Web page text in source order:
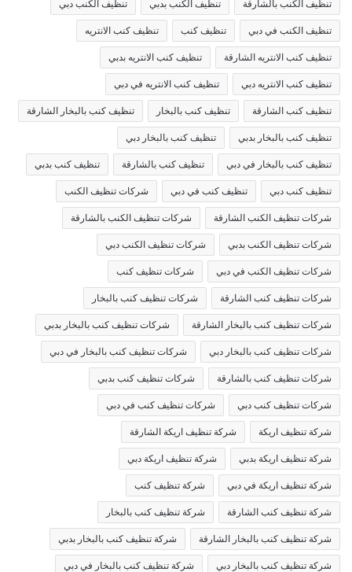
تنظيف الكنب بالشارقة تنظيف الكنب بدبي تنظيف الكنب دبي
تنظيف الكنب في دبي تنظيف كنب تنظيف كنب الانتريه
تنظيف كنب الانتريه الشارقة تنظيف كنب الانتريه بدبي
تنظيف كنب الانتريه دبي تنظيف كنب الانتريه في دبي
تنظيف كنب الشارقة تنظيف كنب بالبخار تنظيف كنب بالبخار الشارقة
تنظيف كنب بالبخار بدبي تنظيف كنب بالبخار دبي
تنظيف كنب بالبخار في دبي تنظيف كنب بالشارقة تنظيف كنب بدبي
تنظيف كنب دبي تنظيف كنب في دبي شركات تنظيف الكنب
شركات تنظيف الكنب الشارقة شركات تنظيف الكنب بالشارقة
شركات تنظيف الكنب بدبي شركات تنظيف الكنب دبي
شركات تنظيف الكنب في دبي شركات تنظيف كنب
شركات تنظيف كنب الشارقة شركات تنظيف كنب بالبخار
شركات تنظيف كنب بالبخار الشارقة شركات تنظيف كنب بالبخار بدبي
شركات تنظيف كنب بالبخار دبي شركات تنظيف كنب بالبخار في دبي
شركات تنظيف كنب بالشارقة شركات تنظيف كنب بدبي
شركات تنظيف كنب دبي شركات تنظيف كنب في دبي
شركة تنظيف اريكة شركة تنظيف اريكة الشارقة
شركة تنظيف اريكة بدبي شركة تنظيف اريكة دبي
شركة تنظيف اريكة في دبي شركة تنظيف كنب
شركة تنظيف كنب الشارقة شركة تنظيف كنب بالبخار
شركة تنظيف كنب بالبخار الشارقة شركة تنظيف كنب بالبخار بدبي
شركة تنظيف كنب بالبخار دبي شركة تنظيف كنب بالبخار في دبي